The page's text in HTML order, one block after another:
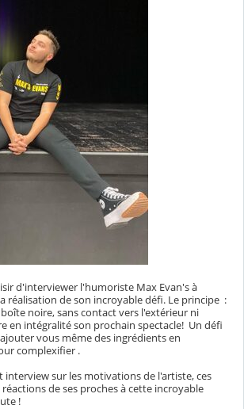
d'interviewer l'humoriste Max Evan's à
réalisation de son incroyable défi. Le principe :
noire, sans contact vers l'extérieur ni
en intégralité son prochain spectacle! Un défi
vous même des ingrédients en
complexifier .
interview sur les motivations de l'artiste, ces
de ses proches à cette incroyable
!